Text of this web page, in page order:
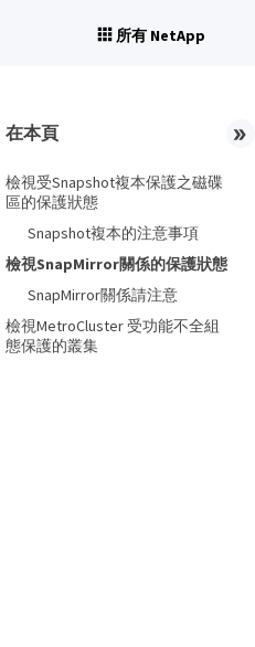
所有 NetApp
在本頁
檢視受Snapshot複本保護之磁碟
區的保護狀態
Snapshot複本的注意事項
檢視SnapMirror關係的保護狀態
SnapMirror關係請注意
檢視MetroCluster 受功能不全組
態保護的叢集